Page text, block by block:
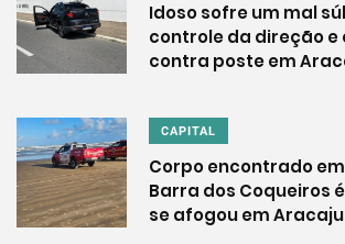
Idoso sofre um mal
controle da direção e
contra poste em
CAPITAL
Corpo encontrado
Barra dos Coqueiros
se afogou em Aracaju